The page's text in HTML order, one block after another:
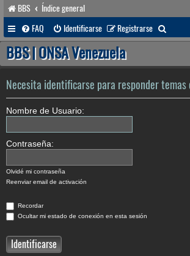
BBS
Índice general
FAQ
Identificarse Registrarse
u
a
BBS | ONSA Venezuela
Necesita identificarse para responder temas
Nombre de Usuario:
Contraseña:
Olvidé mi contraseña
Reenviar email de activación
Recordar
Ocultar mi estado de conexión en esta sesión